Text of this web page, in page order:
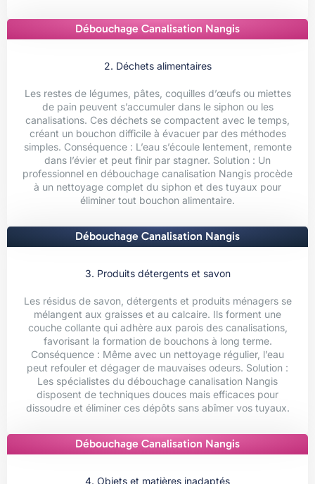
Débouchage Canalisation Nangis
2. Déchets alimentaires
Les restes de légumes, pâtes, coquilles d’œufs ou miettes
de pain peuvent s’accumuler dans le siphon ou les
canalisations. Ces déchets se compactent avec le temps,
créant un bouchon difficile à évacuer par des méthodes
simples. Conséquence : L’eau s’écoule lentement, remonte
dans l’évier et peut finir par stagner. Solution : Un
professionnel en débouchage canalisation Nangis procède
à un nettoyage complet du siphon et des tuyaux pour
éliminer tout bouchon alimentaire.
Débouchage Canalisation Nangis
3. Produits détergents et savon
Les résidus de savon, détergents et produits ménagers se
mélangent aux graisses et au calcaire. Ils forment une
couche collante qui adhère aux parois des canalisations,
favorisant la formation de bouchons à long terme.
Conséquence : Même avec un nettoyage régulier, l’eau
peut refouler et dégager de mauvaises odeurs. Solution :
Les spécialistes du débouchage canalisation Nangis
disposent de techniques douces mais efficaces pour
dissoudre et éliminer ces dépôts sans abîmer vos tuyaux.
Débouchage Canalisation Nangis
4. Objets et matières inadaptés